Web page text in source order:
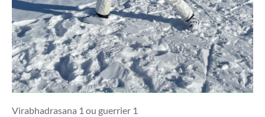
Virabhadrasana 1 ou guerrier 1